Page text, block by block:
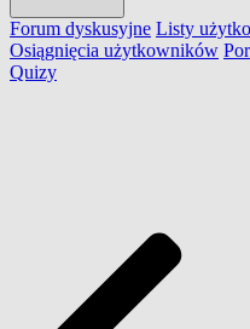
Forum dyskusyjne Listy
Osiągnięcia użytkowników
Quizy